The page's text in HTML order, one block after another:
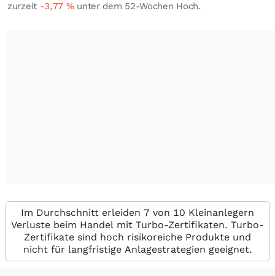
zurzeit -3,77 %unter dem 52-Wochen Hoch.
Im Durchschnitt erleiden 7 von 10 Kleinanlegern
Verluste beim Handel mit Turbo-Zertifikaten. Turbo-
Zertifikate sind hoch risikoreiche Produkte und
nicht für langfristige Anlagestrategien geeignet.